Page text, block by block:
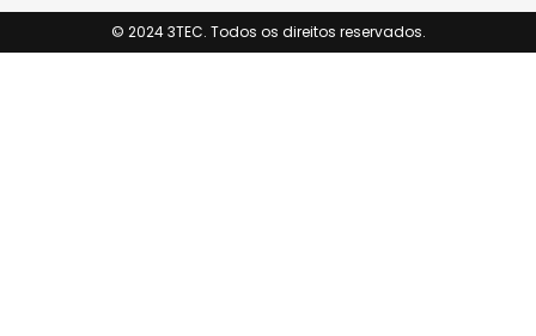
© 2024 3TEC. Todos os direitos reservados.